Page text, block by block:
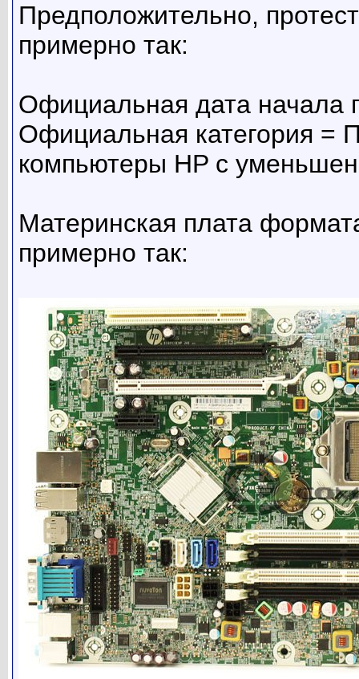
Предположительно,
примерно так:
Официальная дата начала
Официальная категория =
компьютеры HP с
Материнская плата
примерно так: